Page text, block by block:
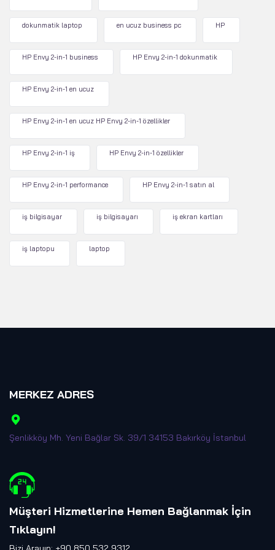
dokunmatik laptop en ucuz business pc HP
HP Envy 2-in-1 business HP Envy 2-in-1 dokunmatik
HP Envy 2-in-1 en ucuz
HP Envy 2-in-1 en ucuz HP Envy 2-in-1 özellikler
HP Envy 2-in-1 iş HP Envy 2-in-1 özellikler
HP Envy 2-in-1 performance HP Envy 2-in-1 satın al
iş bilgisayar iş bilgisayarı iş ekran kartları
iş laptopu laptop
MERKEZ ADRES
Şenlikköy Mh. Yeni Bağlar Sk. 39/1 34153 Bakırköy İstanbul
Müşteri Hizmetlerine Hemen Bağlanmak İçin
Tıklayın!